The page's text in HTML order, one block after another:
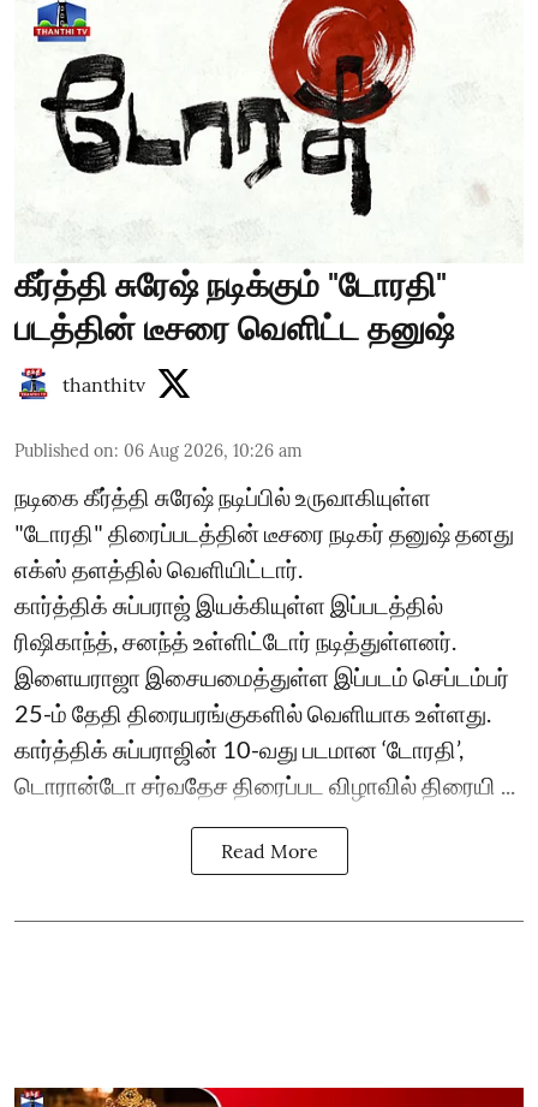
கீர்த்தி சுரேஷ் நடிக்கும் "டோரதி"
படத்தின் டீசரை வெளிட்ட தனுஷ்
thanthitv
Published on: 06 Aug 2026, 10:26 am
நடிகை கீர்த்தி சுரேஷ் நடிப்பில் உருவாகியுள்ள
"டோரதி" திரைப்படத்தின் டீசரை நடிகர் தனுஷ் தனது
எக்ஸ் தளத்தில் வெளியிட்டார்.
கார்த்திக் சுப்பராஜ் இயக்கியுள்ள இப்படத்தில்
ரிஷிகாந்த், சனந்த் உள்ளிட்டோர் நடித்துள்ளனர்.
இளையராஜா இசையமைத்துள்ள இப்படம் செப்டம்பர்
25-ம் தேதி திரையரங்குகளில் வெளியாக உள்ளது.
கார்த்திக் சுப்பராஜின் 10-வது படமான ‘டோரதி’,
டொரான்டோ சர்வதேச திரைப்பட விழாவில் திரையி ...
Read More